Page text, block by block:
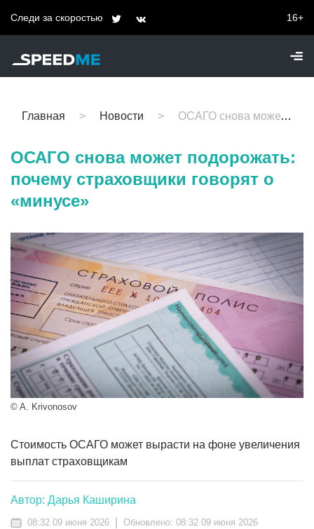
Следи за скоростью 16+
Главная Новости ОСАГО снова может подорожать: почему страховщики говорят о «минусе»
ОСАГО снова может подорожать:
почему страховщики говорят о
«минусе»
© A. Krivonosov
Стоимость ОСАГО может вырасти на фоне увеличения
выплат страховщикам
Автор: Дарья Каширина
08:32 09 июня 2026 Обновлено: 08:32 09 июня 2026